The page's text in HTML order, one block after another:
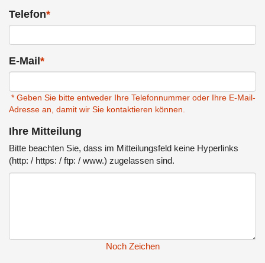
Telefon*
E-Mail *
* Geben Sie bitte entweder Ihre Telefonnummer oder Ihre E-Mail-
Adresse an, damit wir Sie kontaktieren können.
Ihre Mitteilung
Bitte beachten Sie, dass im Mitteilungsfeld keine Hyperlinks
(http: / https: / ftp: / www.) zugelassen sind.
Noch Zeichen